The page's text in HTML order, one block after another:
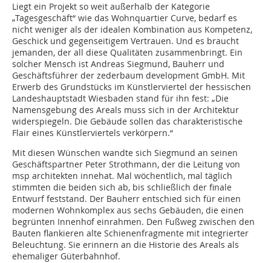
Liegt ein Projekt so weit außerhalb der Kategorie
„Tagesgeschäft“ wie das Wohnquartier Curve, bedarf es
nicht weniger als der idealen Kombination aus Kompetenz,
Geschick und gegenseitigem Vertrauen. Und es braucht
jemanden, der all diese Qualitäten zusammenbringt. Ein
solcher Mensch ist Andreas Siegmund, Bauherr und
Geschäftsführer der zederbaum development GmbH. Mit
Erwerb des Grundstücks im Künstlerviertel der hessischen
Landeshauptstadt Wiesbaden stand für ihn fest: „Die
Namensgebung des Areals muss sich in der Architektur
widerspiegeln. Die Gebäude sollen das charakteristische
Flair eines Künstlerviertels verkörpern.“
Mit diesen Wünschen wandte sich Siegmund an seinen
Geschäftspartner Peter Strothmann, der die Leitung von
msp architekten innehat. Mal wöchentlich, mal täglich
stimmten die beiden sich ab, bis schließlich der finale
Entwurf feststand. Der Bauherr entschied sich für einen
modernen Wohnkomplex aus sechs Gebäuden, die einen
begrünten Innenhof einrahmen. Den Fußweg zwischen den
Bauten flankieren alte Schienenfragmente mit integrierter
Beleuchtung. Sie erinnern an die Historie des Areals als
ehemaliger Güterbahnhof.